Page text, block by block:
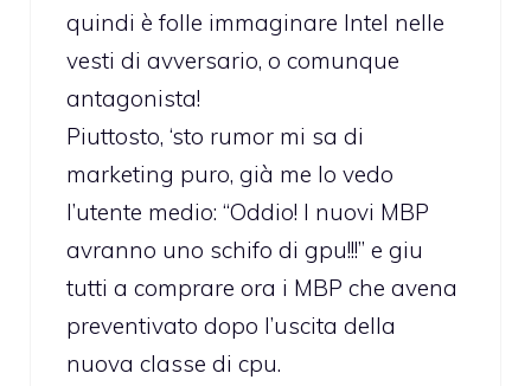
quindi è folle immaginare Intel nelle
vesti di avversario, o comunque
antagonista!
Piuttosto, ‘sto rumor mi sa di
marketing puro, già me lo vedo
l’utente medio: “Oddio! I nuovi MBP
avranno uno schifo di gpu!!!” e giu
tutti a comprare ora i MBP che avena
preventivato dopo l’uscita della
nuova classe di cpu.